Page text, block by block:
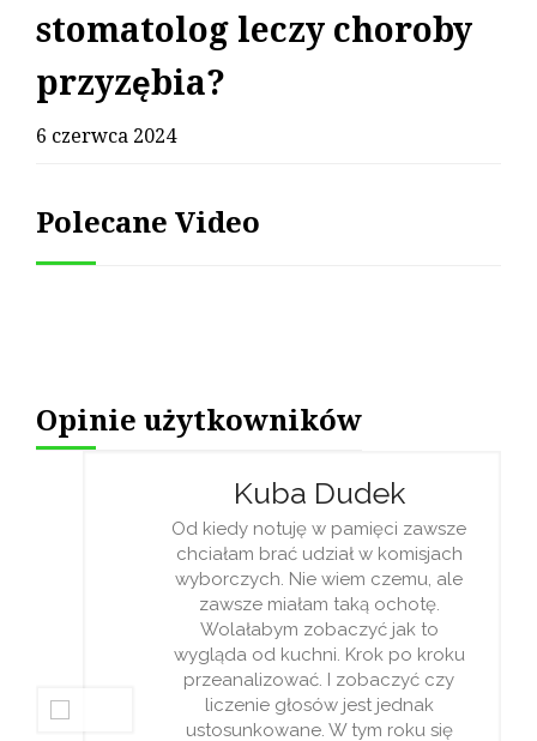
stomatolog leczy choroby
przyzębia?
6 czerwca 2024
Polecane Video
Opinie użytkowników
Kuba Dudek
Od kiedy notuję w pamięci zawsze
chciałam brać udział w komisjach
wyborczych. Nie wiem czemu, ale
zawsze miałam taką ochotę.
Wolałabym zobaczyć jak to
wygląda od kuchni. Krok po kroku
przeanalizować. I zobaczyć czy
liczenie głosów jest jednak
ustosunkowane. W tym roku się